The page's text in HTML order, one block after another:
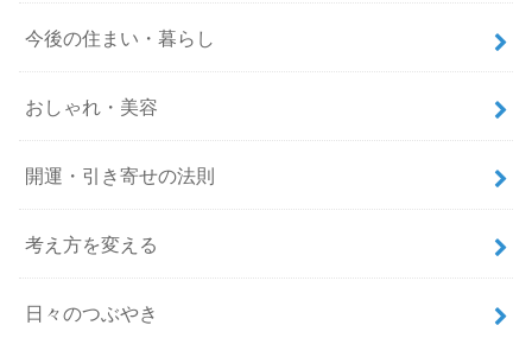
今後の住まい・暮らし
おしゃれ・美容
開運・引き寄せの法則
考え方を変える
日々のつぶやき